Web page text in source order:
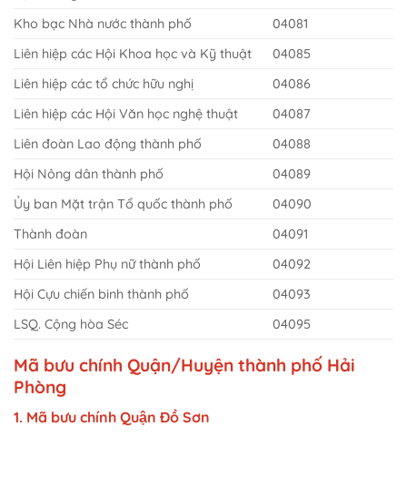
Kho bạc Nhà nước thành phố
04081
Liên hiệp các Hội Khoa học và Kỹ thuật
04085
Liên hiệp các tổ chức hữu nghị
04086
Liên hiệp các Hội Văn học nghệ thuật
04087
Liên đoàn Lao động thành phố
04088
Hội Nông dân thành phố
04089
Ủy ban Mặt trận Tổ quốc thành phố
04090
Thành đoàn
04091
Hội Liên hiệp Phụ nữ thành phố
04092
Hội Cựu chiến binh thành phố
04093
LSQ. Cộng hòa Séc
04095
Mã bưu chính Quận/Huyện thành phố Hải
Phòng
1. Mã bưu chính Quận Đồ Sơn